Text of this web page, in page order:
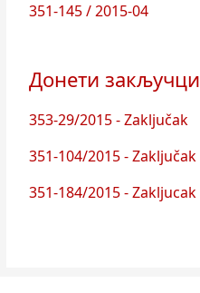
351-145 / 2015-04
Донети закључци
353-29/2015 - Zaključak
351-104/2015 - Zaključak
351-184/2015 - Zakljucak